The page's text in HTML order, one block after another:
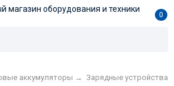
0
аккумуляторы → Зарядные устройства